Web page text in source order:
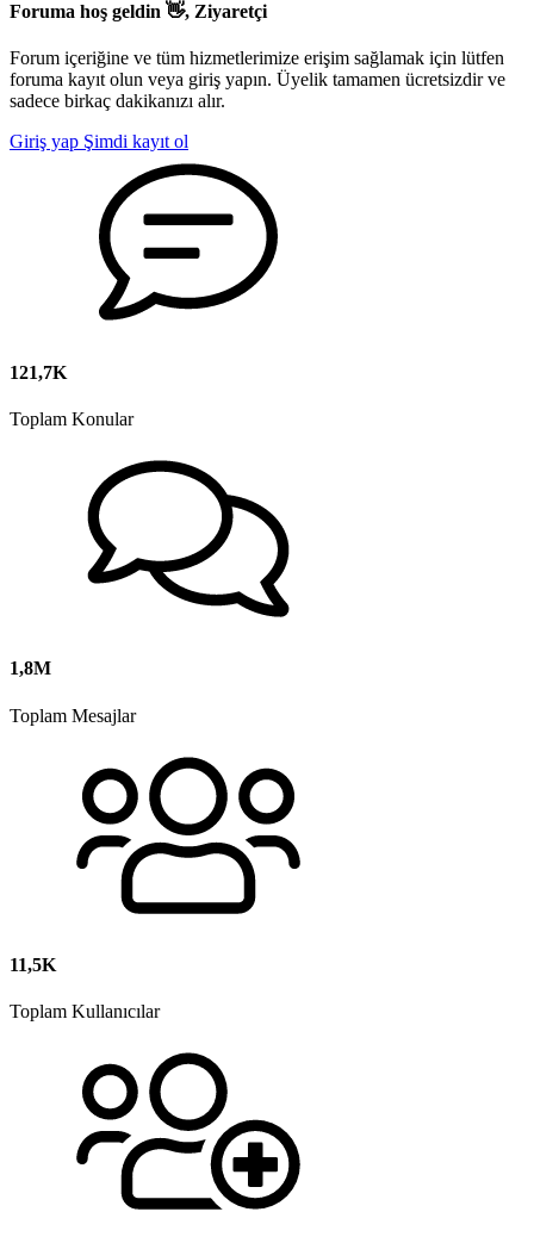
Foruma hoş geldin 👋, Ziyaretçi
Forum içeriğine ve tüm hizmetlerimize erişim sağlamak için lütfen
foruma kayıt olun veya giriş yapın. Üyelik tamamen ücretsizdir ve
sadece birkaç dakikanızı alır.
Giriş yap Şimdi kayıt ol
121,7K
Toplam Konular
1,8M
Toplam Mesajlar
11,5K
Toplam Kullanıcılar